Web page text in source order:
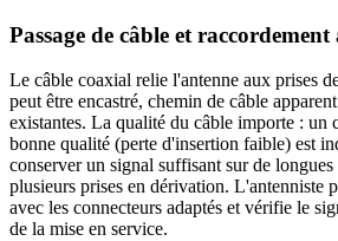
Passage de câble et
Le câble coaxial relie l'antenne aux prises
peut être encastré, chemin de câble
existantes. La qualité du câble importe : un
bonne qualité (perte d'insertion faible) est
conserver un signal suffisant sur de
plusieurs prises en dérivation. L'antenniste
avec les connecteurs adaptés et vérifie le
de la mise en service.